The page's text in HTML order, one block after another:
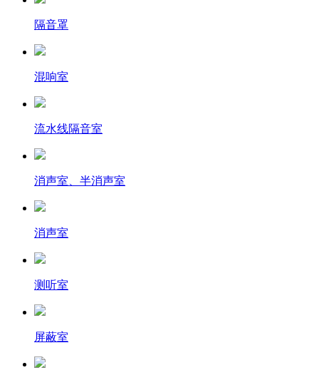
隔音罩
混响室
流水线隔音室
消声室、半消声室
消声室
测听室
屏蔽室